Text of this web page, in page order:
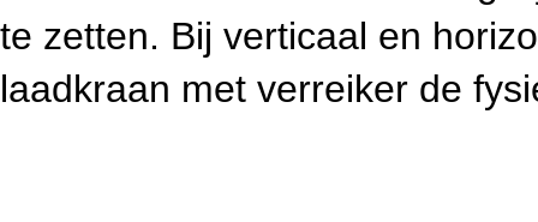
te zetten. Bij verticaal en
laadkraan met verreiker de